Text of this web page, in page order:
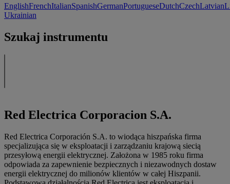
EnglishFrenchItalianSpanishGermanPortugueseDutchCzechLatvian
Ukrainian
Szukaj instrumentu
Red Electrica Corporacion S.A.
Red Electrica Corporación S.A. to wiodąca hiszpańska firma
specjalizująca się w eksploatacji i zarządzaniu krajową siecią
przesyłową energii elektrycznej. Założona w 1985 roku firma
odpowiada za zapewnienie bezpiecznych i niezawodnych dostaw
energii elektrycznej do milionów klientów w całej Hiszpanii.